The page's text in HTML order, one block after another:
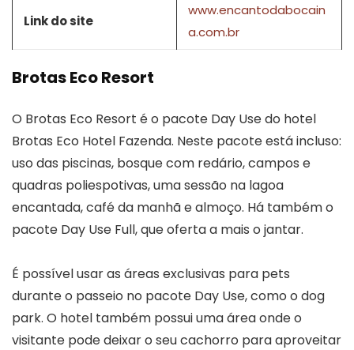
Link do site
www.encantodabocain
a.com.br
Brotas Eco Resort
O Brotas Eco Resort é o pacote Day Use do hotel
Brotas Eco Hotel Fazenda. Neste pacote está incluso:
uso das piscinas, bosque com redário, campos e
quadras poliespotivas, uma sessão na lagoa
encantada, café da manhã e almoço. Há também o
pacote Day Use Full, que oferta a mais o jantar.
É possível usar as áreas exclusivas para pets
durante o passeio no pacote Day Use, como o dog
park. O hotel também possui uma área onde o
visitante pode deixar o seu cachorro para aproveitar